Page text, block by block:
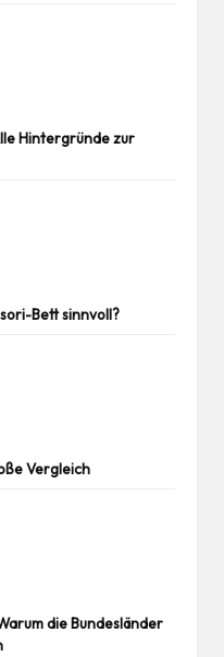
Hintergründe zur
Bett sinnvoll?
Vergleich
die Bundesländer